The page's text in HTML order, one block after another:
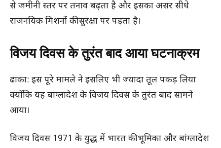
से जमीनी स्तर पर तनाव बढ़ता है और इसका असर सीधे
राजनयिक मिशनों की सुरक्षा पर पड़ता है।
विजय दिवस के तुरंत बाद आया घटनाक्रम
ढाका: इस पूरे मामले ने इसलिए भी ज्यादा तूल पकड़ लिया
क्योंकि यह बांग्लादेश के विजय दिवस के तुरंत बाद सामने
आया।
विजय दिवस 1971 के युद्ध में भारत की भूमिका और बांग्लादेश